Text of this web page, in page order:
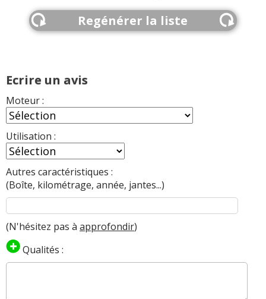
Regénérer la liste
Ecrire un avis
Moteur :
Utilisation :
Autres caractéristiques :
(Boîte, kilométrage, année, jantes...)
(N'hésitez pas à approfondir)
Qualités :